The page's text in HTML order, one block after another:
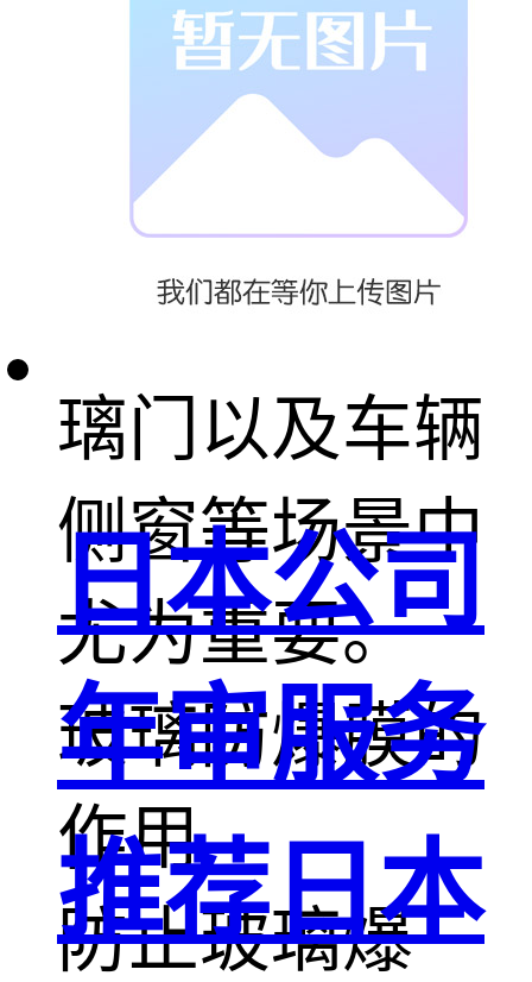
粘住，大大降
低伤害风险。
这一点在家庭
窗户、商场玻
璃门以及车辆
侧窗等场景中
尤为重要。
玻璃防爆膜的
作用
防止玻璃爆
日本公司
年审服务
推荐日本